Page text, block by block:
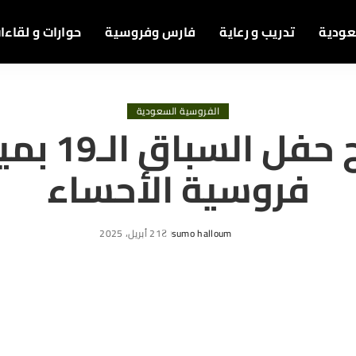
تدريب و رعاية فارس وفروسية حوارات و
الفروسية السعودية
نتائج
فروسية الأحساء
Posted
sumo halloum 21 أبريل، 2025